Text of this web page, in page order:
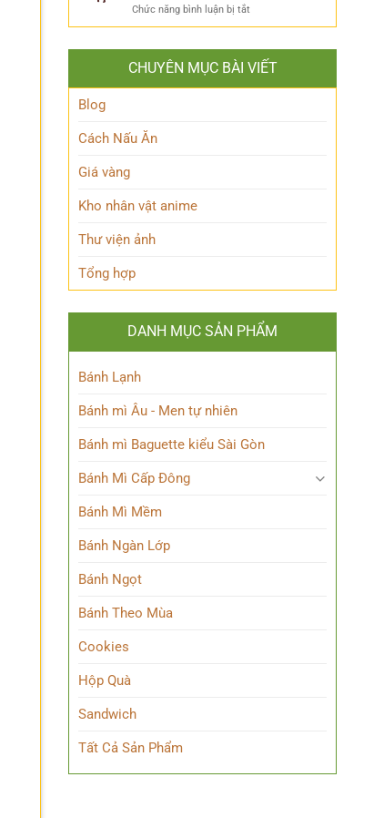
Lớp
Học
Khám
Phá
Vật
Nham
Bí
Chức năng bình luận bị tắt
Khám
Ayase:
Ai
CHUYÊN MỤC BÀI VIẾT
Blog
Cách Nấu Ăn
Giá vàng
Kho nhân vật anime
Thư viện ảnh
Tổng hợp
DANH MỤC SẢN PHẨM
Bánh Lạnh
Bánh mì Âu - Men tự nhiên
Bánh mì Baguette kiểu Sài Gòn
Bánh Mì Cấp Đông
Bánh Mì Mềm
Bánh Ngàn Lớp
Bánh Ngọt
Bánh Theo Mùa
Cookies
Hộp Quà
Sandwich
Tất Cả Sản Phẩm